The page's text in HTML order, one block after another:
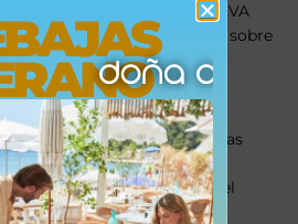
con las ruedas de goma EVA
una marcha suave y segura sobre
integral y bloqueo en las
en altura con acabado en piel
con una sola mano